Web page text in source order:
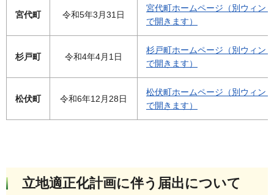
宮代町 令和5年3月31日
宮代町ホームページ（別ウィン
で開きます）
杉戸町 令和4年4月1日
杉戸町ホームページ（別ウィン
で開きます）
松伏町 令和6年12月28日
松伏町ホームページ（別ウィン
で開きます）
立地適正化計画に伴う届出について